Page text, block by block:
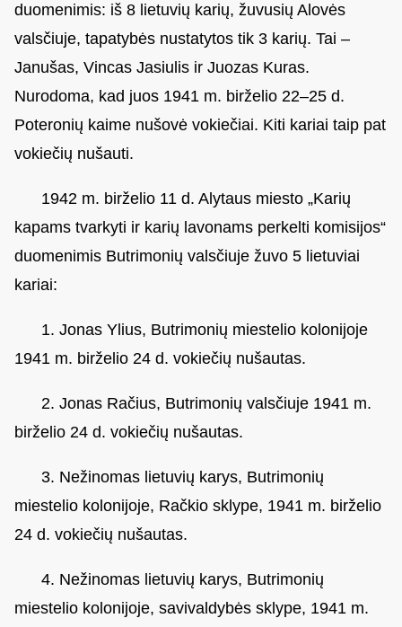
duomenimis: iš 8 lietuvių karių, žuvusių Alovės
valsčiuje, tapatybės nustatytos tik 3 karių. Tai –
Janušas, Vincas Jasiulis ir Juozas Kuras.
Nurodoma, kad juos 1941 m. birželio 22–25 d.
Poteronių kaime nušovė vokiečiai. Kiti kariai taip pat
vokiečių nušauti.
1942 m. birželio 11 d. Alytaus miesto „Karių
kapams tvarkyti ir karių lavonams perkelti komisijos“
duomenimis Butrimonių valsčiuje žuvo 5 lietuviai
kariai:
1. Jonas Ylius, Butrimonių miestelio kolonijoje
1941 m. birželio 24 d. vokiečių nušautas.
2. Jonas Račius, Butrimonių valsčiuje 1941 m.
birželio 24 d. vokiečių nušautas.
3. Nežinomas lietuvių karys, Butrimonių
miestelio kolonijoje, Račkio sklype, 1941 m. birželio
24 d. vokiečių nušautas.
4. Nežinomas lietuvių karys, Butrimonių
miestelio kolonijoje, savivaldybės sklype, 1941 m.